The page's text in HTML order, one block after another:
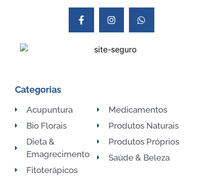
Categorias
Acupuntura
Bio Florais
Dieta &
Emagrecimento
Fitoterápicos
Medicamentos
Produtos Naturais
Produtos Próprios
Saúde & Beleza